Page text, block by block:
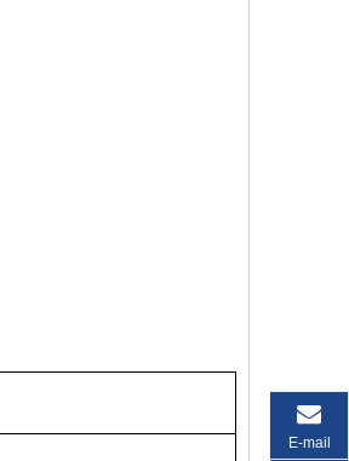
E-mail